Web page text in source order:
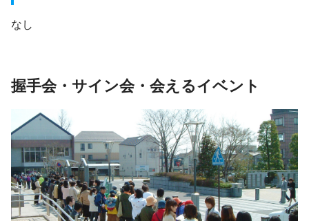
なし
握手会・サイン会・会えるイベント